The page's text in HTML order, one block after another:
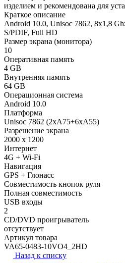
изделием и рекомендована для
Краткое описание
Android 10.0, Unisoc 7862, 8х1,8
S/PDIF, Full HD
Размер экрана (монитора)
10
Оперативная память
4 GB
Внутренняя память
64 GB
Операционная система
Android 10.0
Платформа
Unisoc 7862 (2xA75+6xA55)
Разрешение экрана
2000 x 1200
Интернет
4G + Wi-Fi
Навигация
GPS + Глонасс
Совместимость кнопок руля
Полная совместимость
USB входы
2
CD/DVD проигрыватель
отсутствует
Артикул товара
VA65-0483-10VO4_2HD
Назад к списку